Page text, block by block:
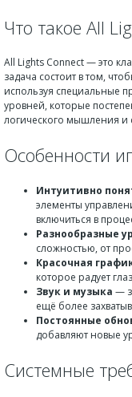
Что такое All
All Lights Connect — это
задача состоит в том,
используя специальные
уровней, которые
логического мышления и
Особенности
Интуитивно
элементы
включиться в
Разнообразные
сложностью, от
Красочная
которое радует
Звук и музыка —
ещё более
Постоянные
добавляют новые
Системные